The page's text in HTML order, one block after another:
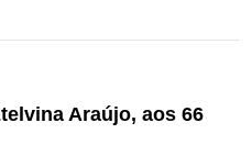
Araújo, aos 66